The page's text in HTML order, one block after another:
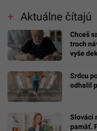
Aktuálne čítajú
Chceš
troch
vyše
Srdcu
odhalil
Slováci
pamäť.